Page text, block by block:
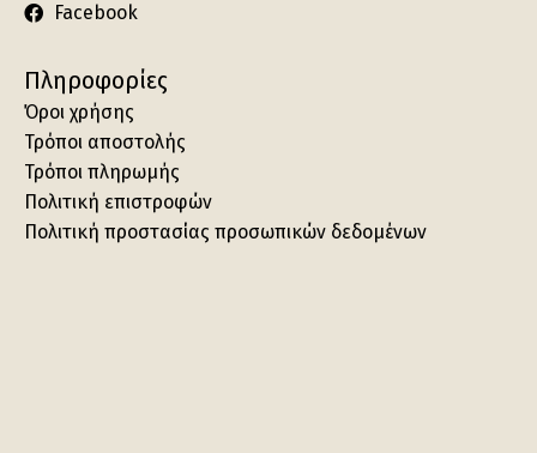
Facebook
Πληροφορίες
Όροι χρήσης
Τρόποι αποστολής
Τρόποι πληρωμής
Πολιτική επιστροφών
Πολιτική προστασίας προσωπικών δεδομένων